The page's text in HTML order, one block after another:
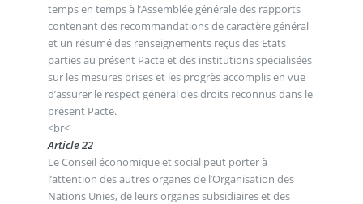
temps en temps à l’Assemblée générale des rapports
contenant des recommandations de caractère général
et un résumé des renseignements reçus des Etats
parties au présent Pacte et des institutions spécialisées
sur les mesures prises et les progrès accomplis en vue
d’assurer le respect général des droits reconnus dans le
présent Pacte.
<br<
Article 22
Le Conseil économique et social peut porter à
l’attention des autres organes de l’Organisation des
Nations Unies, de leurs organes subsidiaires et des